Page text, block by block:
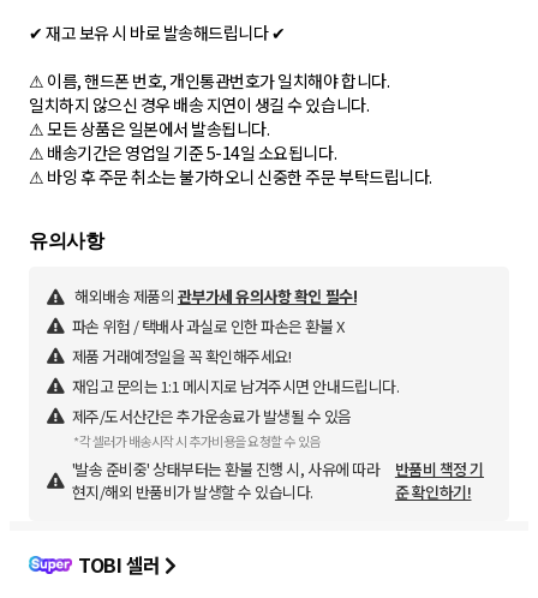
✔ 재고 보유 시 바로 발송해드립니다 ✔
⚠ 이름, 핸드폰 번호, 개인통관번호가 일치해야 합니다.
일치하지 않으신 경우 배송 지연이 생길 수 있습니다.
⚠ 모든 상품은 일본에서 발송됩니다.
⚠ 배송기간은 영업일 기준 5-14일 소요됩니다.
⚠ 바잉 후 주문 취소는 불가하오니 신중한 주문 부탁드립니다.
유의사항
해외배송 제품의 관부가세 유의사항 확인 필수!
파손 위험 / 택배사 과실로 인한 파손은 환불 X
제품 거래예정일을 꼭 확인해주세요!
재입고 문의는 1:1 메시지로 남겨주시면 안내드립니다.
제주/도서산간은 추가운송료가 발생될 수 있음
*각 셀러가 배송시작 시 추가비용을 요청할 수 있음
'발송 준비중' 상태부터는 환불 진행 시, 사유에 따라
현지/해외 반품비가 발생할 수 있습니다.
반품비 책정 기
준 확인하기!
TOBI 셀러